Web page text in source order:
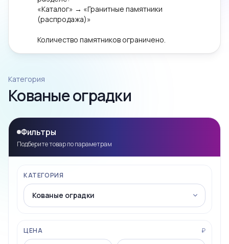
«Каталог» → «Гранитные памятники
(распродажа)»
Количество памятников ограничено.
Категория
Кованые оградки
Фильтры
Подберите товар по параметрам
КАТЕГОРИЯ
ЦЕНА ₽